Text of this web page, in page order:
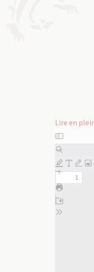
Lire en
Aller
au
contenu
PDF